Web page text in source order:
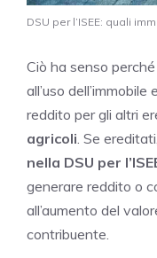
DSU per l’ISEE: quali
Ciò ha senso
all’uso
reddito per gli altri
agricoli . Se ereditati,
nella DSU per
generare reddito o
all’aumento del
contribuente.